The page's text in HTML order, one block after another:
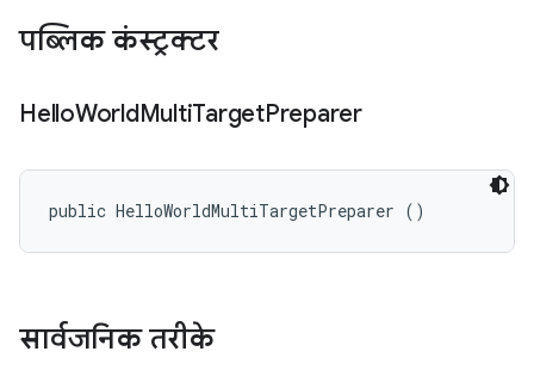
पब्लिक कंस्ट्रक्टर
HelloWorldMultiTargetPreparer
public HelloWorldMultiTargetPreparer ()
सार्वजनिक तरीके